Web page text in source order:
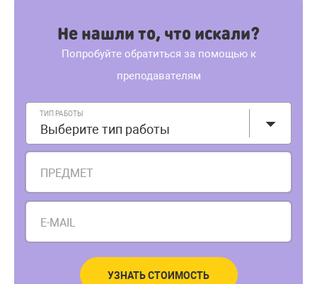
Не нашли то, что искали?
Попробуйте обратиться за помощью к
преподавателям
ТИП РАБОТЫ
Выберите тип работы
ПРЕДМЕТ
E-MAIL
УЗНАТЬ СТОИМОСТЬ